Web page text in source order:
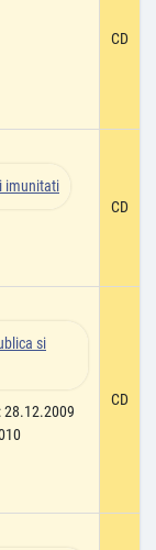
CD
imunitati
CD
si
28.12.2009
CD